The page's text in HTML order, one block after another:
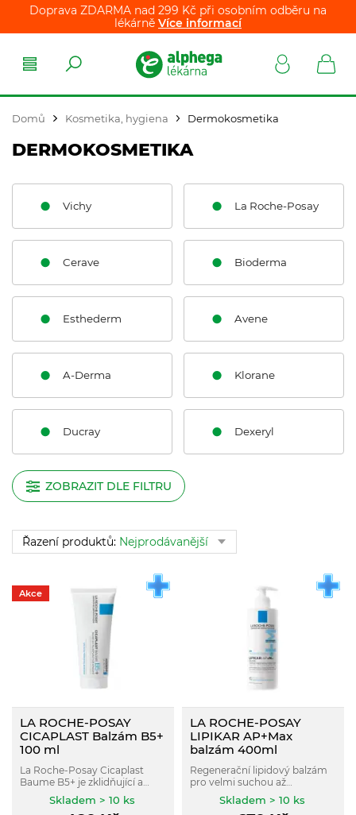
Doprava ZDARMA nad 299 Kč při osobním odběru na
lékárně Více informací
Domů Kosmetika, hygiena Dermokosmetika
DERMOKOSMETIKA
Vichy La Roche-Posay
Cerave Bioderma
Esthederm Avene
A-Derma Klorane
Ducray Dexeryl
ZOBRAZIT DLE FILTRU
Řazení produktů: Nejprodávanější
Akce
LA ROCHE-POSAY
CICAPLAST Balzám B5+
100 ml
La Roche-Posay Cicaplast
Baume B5+ je zklidňující a
obnovující balzám pro citlivou
a podrážděnou pokožku.
Skladem > 10 ks
LA ROCHE-POSAY
LIPIKAR AP+Max
balzám 400ml
Regenerační lipidový balzám
pro velmi suchou až
atopickou pokožku se
sklonem ke svědění a
Skladem > 10 ks